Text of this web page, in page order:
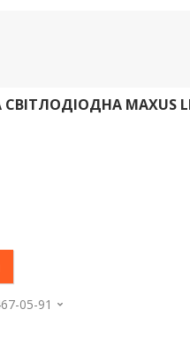
MAXUS
05-91